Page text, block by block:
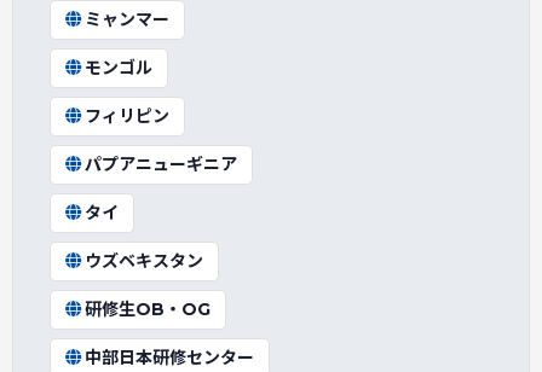
ミャンマー
モンゴル
フィリピン
パプアニューギニア
タイ
ウズベキスタン
研修生OB・OG
中部日本研修センター